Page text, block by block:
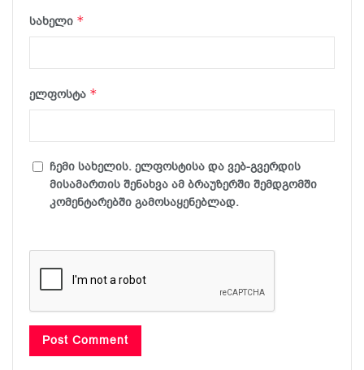
სახელი *
ელფოსტა *
ჩემი სახელის. ელფოსტისა და ვებ-გვერდის
მისამართის შენახვა ამ ბრაუზერში შემდგომში
კომენტარებში გამოსაყენებლად.